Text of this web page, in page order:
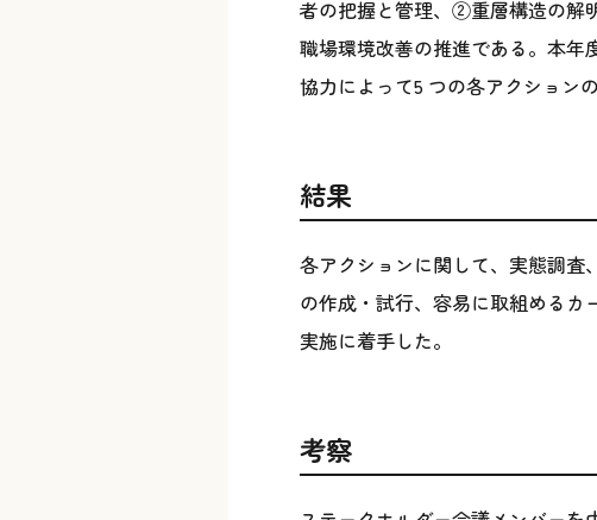
者の把握と管理、②重層構造の
職場環境改善の推進である。本年
協力によって5 つの各アクション
結果
各アクションに関して、実態調査
の作成・試行、容易に取組める
実施に着手した。
考察